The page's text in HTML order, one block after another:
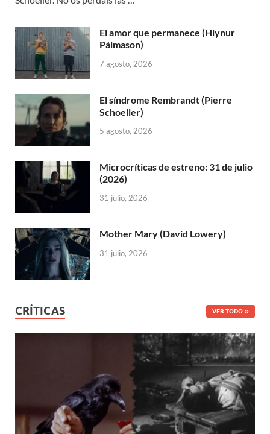
El amor que permanece (Hlynur
Pálmason)
7 agosto, 2026
El síndrome Rembrandt (Pierre
Schoeller)
5 agosto, 2026
Microcríticas de estreno: 31 de julio
(2026)
31 julio, 2026
Mother Mary (David Lowery)
31 julio, 2026
CRÍTICAS VER TODO